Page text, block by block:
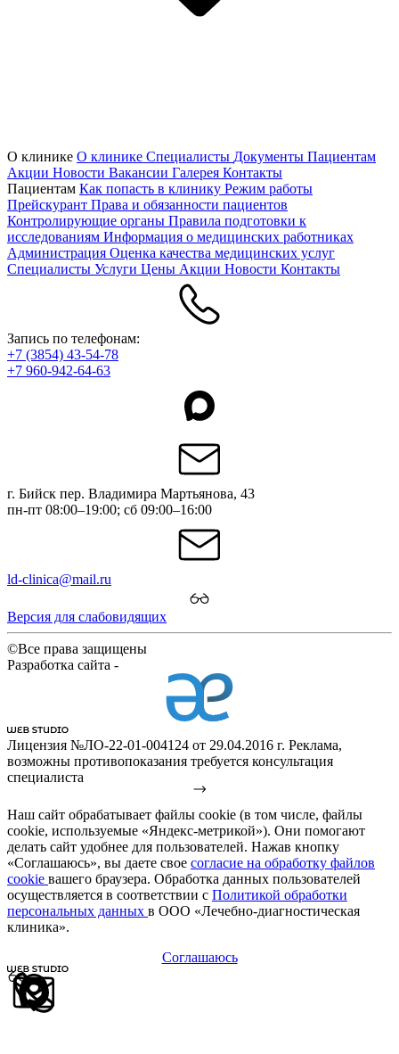
О клинике О клинике Специалисты Документы Пациентам
Акции Новости Вакансии Галерея Контакты
Пациентам Как попасть в клинику Режим работы
Прейскурант Права и обязанности пациентов
Контролирующие органы Правила подготовки к
исследованиям Информация о медицинских работниках
Администрация Оценка качества медицинских услуг
Специалисты Услуги Цены Акции Новости Контакты
Запись по телефонам:
+7 (3854) 43-54-78
+7 960-942-64-63
г. Бийск пер. Владимира Мартьянова, 43
пн-пт 08:00–19:00; сб 09:00–16:00
ld-clinica@mail.ru
Версия для слабовидящих
©Все права защищены
Разработка сайта -
Лицензия №ЛО-22-01-004124 от 29.04.2016 г. Реклама,
возможны противопоказания требуется консультация
специалиста
Наш сайт обрабатывает файлы cookie (в том числе, файлы
cookie, используемые «Яндекс-метрикой»). Они помогают
делать сайт удобнее для пользователей. Нажав кнопку
«Соглашаюсь», вы даете свое согласие на обработку файлов
cookie вашего браузера. Обработка данных пользователей
осуществляется в соответствии с Политикой обработки
персональных данных в ООО «Лечебно-диагностическая
клиника».
Соглашаюсь